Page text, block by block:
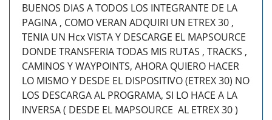
BUENOS DIAS A TODOS LOS INTEGRANTE DE LA
PAGINA , COMO VERAN ADQUIRI UN ETREX 30 ,
TENIA UN Hcx VISTA Y DESCARGE EL MAPSOURCE
DONDE TRANSFERIA TODAS MIS RUTAS , TRACKS ,
CAMINOS Y WAYPOINTS, AHORA QUIERO HACER
LO MISMO Y DESDE EL DISPOSITIVO (ETREX 30) NO
LOS DESCARGA AL PROGRAMA, SI LO HACE A LA
INVERSA ( DESDE EL MAPSOURCE AL ETREX 30 )